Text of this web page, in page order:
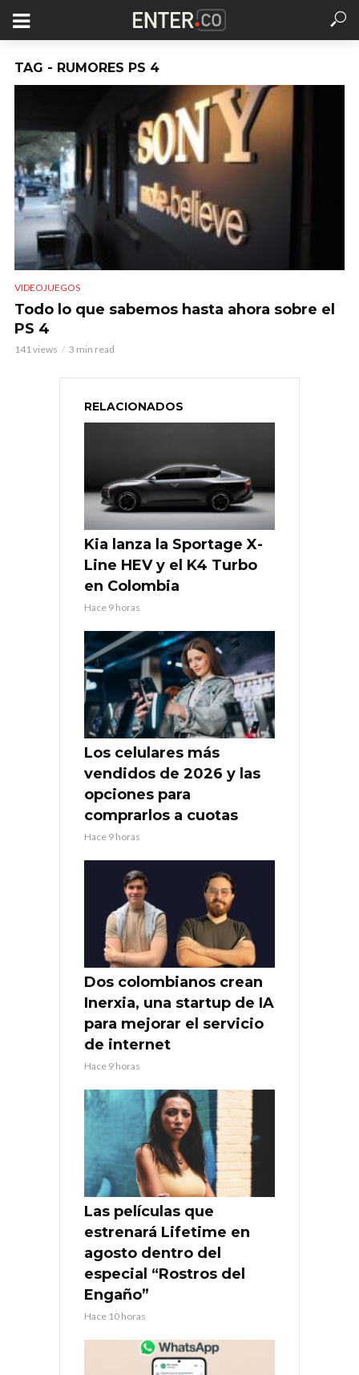
TAG - RUMORES PS 4
VIDEOJUEGOS
Todo lo que sabemos hasta ahora sobre el
PS 4
141 views 3 min read
RELACIONADOS
Kia lanza la Sportage X-
Line HEV y el K4 Turbo
en Colombia
Hace 9 horas
Los celulares más
vendidos de 2026 y las
opciones para
comprarlos a cuotas
Hace 9 horas
Dos colombianos crean
Inerxia, una startup de IA
para mejorar el servicio
de internet
Hace 9 horas
Las películas que
estrenará Lifetime en
agosto dentro del
especial “Rostros del
Engaño”
Hace 10 horas